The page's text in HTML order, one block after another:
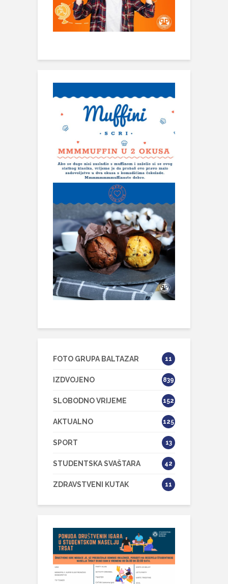
FOTO GRUPA BALTAZAR 11
IZDVOJENO 839
SLOBODNO VRIJEME 152
AKTUALNO 125
SPORT 13
STUDENTSKA SVAŠTARA 42
ZDRAVSTVENI KUTAK 11